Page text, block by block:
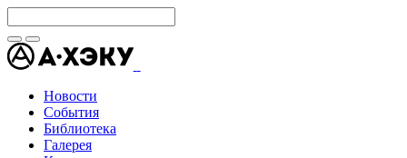
Новости
События
Библиотека
Галерея